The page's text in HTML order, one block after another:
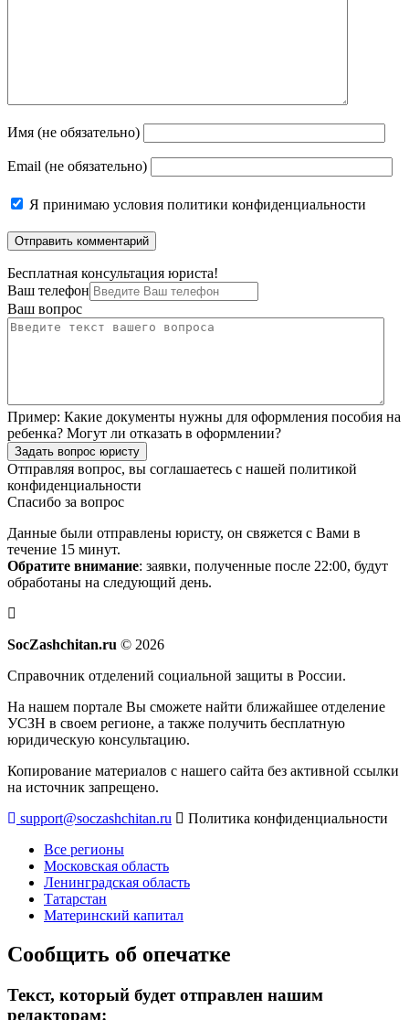
Имя (не обязательно)
Email (не обязательно)
Я принимаю условия политики конфиденциальности
Бесплатная консультация юриста!
Ваш телефон
Ваш вопрос
Пример: Какие документы нужны для оформления пособия на
ребенка? Могут ли отказать в оформлении?
Задать вопрос юристу
Отправляя вопрос, вы соглашаетесь с нашей политикой
конфиденциальности
Спасибо за вопрос
Данные были отправлены юристу, он свяжется с Вами в
течение 15 минут.
Обратите внимание: заявки, полученные после 22:00, будут
обработаны на следующий день.
SocZashchitan.ru © 2026
Справочник отделений социальной защиты в России.
На нашем портале Вы сможете найти ближайшее отделение
УСЗН в своем регионе, а также получить бесплатную
юридическую консультацию.
Копирование материалов с нашего сайта без активной ссылки
на источник запрещено.
support@soczashchitan.ru
Политика конфиденциальности
Все регионы
Московская область
Ленинградская область
Татарстан
Материнский капитал
Сообщить об опечатке
Текст, который будет отправлен нашим
редакторам: